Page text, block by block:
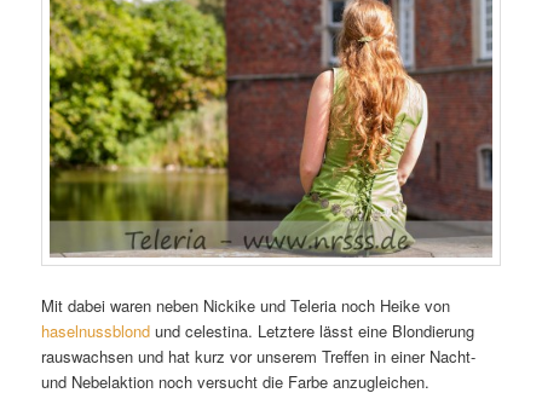
Mit dabei waren neben Nickike und Teleria noch Heike von
haselnussblondund celestina. Letztere lässt eine Blondierung
rauswachsen und hat kurz vor unserem Treffen in einer Nacht-
und Nebelaktion noch versucht die Farbe anzugleichen.